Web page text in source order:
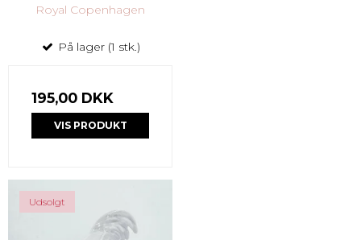
Royal Copenhagen
På lager (1 stk.)
195,00 DKK
VIS PRODUKT
Udsolgt